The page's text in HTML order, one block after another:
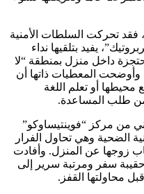
فقد تحركت السلطات الأمنية
يفيد بتلقيها نداء
داخل منزل بمنطقة “لا
وأوضحت المعطيات ذاتها أن
أو تعلم اللغة
من طلب المساعدة.
من مركز “فوينتيساوكو”
الضحية وهي تحاول الفرار
زوجها عن المنزل. وأفادت
حقيبة سفر ومرتبة سرير إلى
محاولتها القفز.